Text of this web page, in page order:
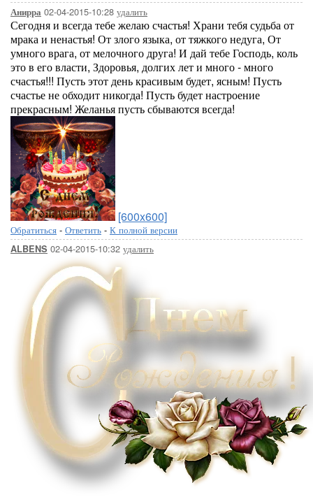
Анирра 02-04-2015-10:28 удалить
Сегодня и всегда тебе желаю счастья! Храни тебя судьба от
мрака и ненастья! От злого языка, от тяжкого недуга, От
умного врага, от мелочного друга! И дай тебе Господь, коль
это в его власти, Здоровья, долгих лет и много - много
счастья!!! Пусть этот день красивым будет, ясным! Пусть
счастье не обходит никогда! Пусть будет настроение
прекрасным! Желанья пусть сбываются всегда!
[600x600]
Обратиться - Ответить - К полной версии
ALBENS 02-04-2015-10:32 удалить